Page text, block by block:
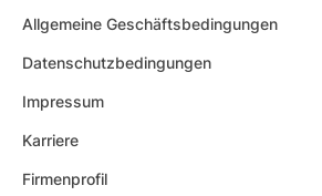
Allgemeine Geschäftsbedingungen
Datenschutzbedingungen
Impressum
Karriere
Firmenprofil